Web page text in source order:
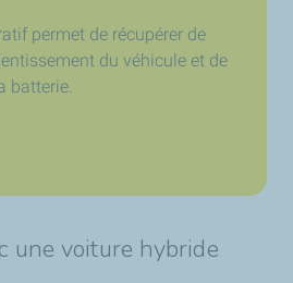
permet de récupérer de
du véhicule et de
batterie.
une voiture hybride